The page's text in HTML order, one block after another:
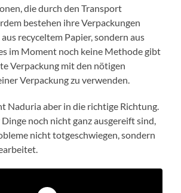
die durch den Transport
bestehen ihre Verpackungen
recyceltem Papier, sondern aus
im Moment noch keine Methode gibt
Verpackung mit den nötigen
Verpackung zu verwenden.
Naduria aber in die richtige Richtung.
noch nicht ganz ausgereift sind,
nicht totgeschwiegen, sondern